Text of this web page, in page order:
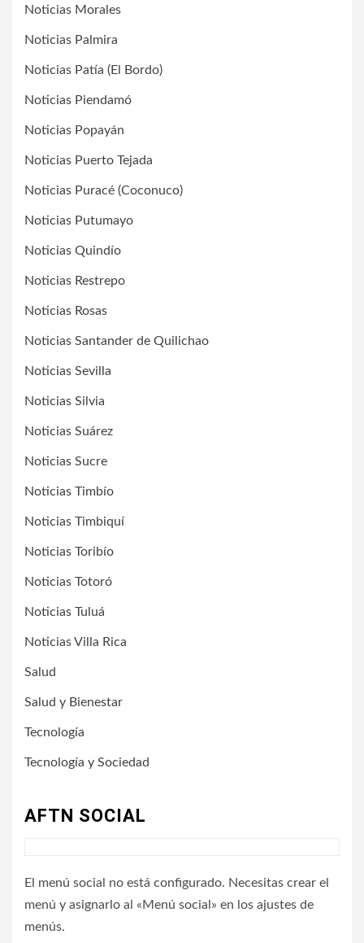
Noticias Morales
Noticias Palmira
Noticias Patía (El Bordo)
Noticias Piendamó
Noticias Popayán
Noticias Puerto Tejada
Noticias Puracé (Coconuco)
Noticias Putumayo
Noticias Quindío
Noticias Restrepo
Noticias Rosas
Noticias Santander de Quilichao
Noticias Sevilla
Noticias Silvia
Noticias Suárez
Noticias Sucre
Noticias Timbío
Noticias Timbiquí
Noticias Toribío
Noticias Totoró
Noticias Tuluá
Noticias Villa Rica
Salud
Salud y Bienestar
Tecnología
Tecnología y Sociedad
AFTN SOCIAL
El menú social no está configurado. Necesitas crear el
menú y asignarlo al «Menú social» en los ajustes de
menús.